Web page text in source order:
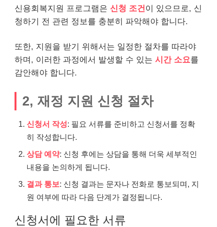
신용회복지원 프로그램은 신청 조건 이 있으므로, 신
청하기 전 관련 정보를 충분히 파악해야 합니다.
또한, 지원을 받기 위해서는 일정한 절차를 따라야
하며, 이러한 과정에서 발생할 수 있는 시간 소요를
감안해야 합니다.
2, 재정 지원 신청 절차
신청서 작성: 필요 서류를 준비하고 신청서를 정확
히 작성합니다.
상담 예약: 신청 후에는 상담을 통해 더욱 세부적인
내용을 논의하게 됩니다.
결과 통보: 신청 결과는 문자나 전화로 통보되며, 지
원 여부에 따라 다음 단계가 결정됩니다.
신청서에 필요한 서류